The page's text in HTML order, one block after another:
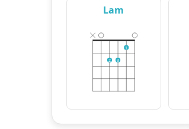
Lam
2 3
1